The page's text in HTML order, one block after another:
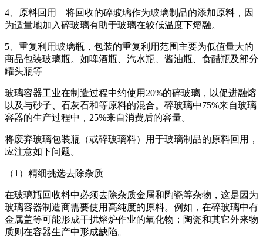
4、原料回用 将回收的碎玻璃作为玻璃制品的添加原料，因
为适量地加入碎玻璃有助于玻璃在较低温度下熔融。
5、重复利用玻璃瓶，包装的重复利用范围主要为低值量大的
商品包装玻璃瓶。如啤酒瓶、汽水瓶、酱油瓶、食醋瓶及部分
罐头瓶等
玻璃容器工业在制造过程中约使用20%的碎玻璃，以促进融熔
以及与砂子、石灰石和等原料的混合。碎玻璃中75%来自玻璃
容器的生产过程中，25%来自消费后的容量。
将废弃玻璃包装瓶（或碎玻璃料）用于玻璃制品的原料回用，
应注意如下问题。
（1）精细挑选去除杂质
在玻璃瓶回收料中必须去除杂质金属和陶瓷等杂物，这是因为
玻璃容器制造商需要使用高纯度的原料。例如，在碎玻璃中有
金属盖等可能形成干扰熔炉作业的氧化物；陶瓷和其它外来物
质则在容器生产中形成缺陷。